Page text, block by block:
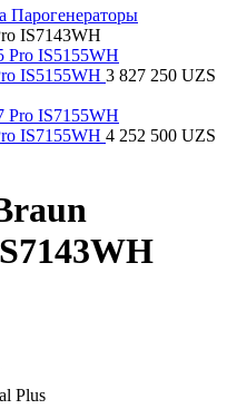
Парогенераторы
IS7143WH
IS5155WH 3 827 250 UZS
IS7155WH 4 252 500 UZS
Plus